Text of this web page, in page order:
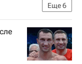
Еще6